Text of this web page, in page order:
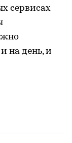
сервисах
на день, и